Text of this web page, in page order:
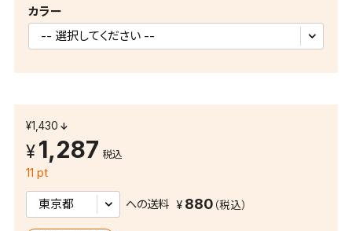
カラー
¥1,430
1,287 税込
11 pt
への送料 880